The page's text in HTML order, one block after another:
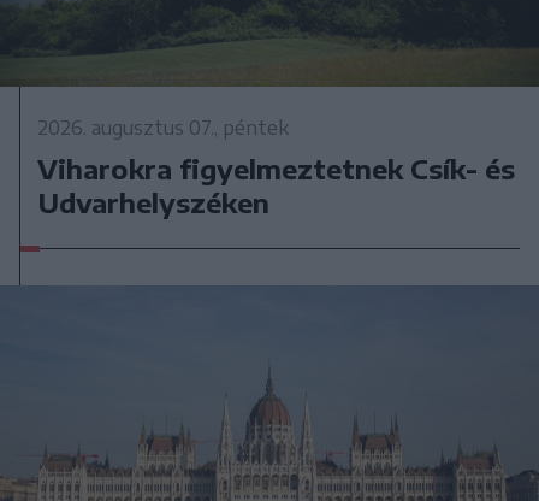
2026. augusztus 07., péntek
Viharokra figyelmeztetnek Csík- és
Udvarhelyszéken